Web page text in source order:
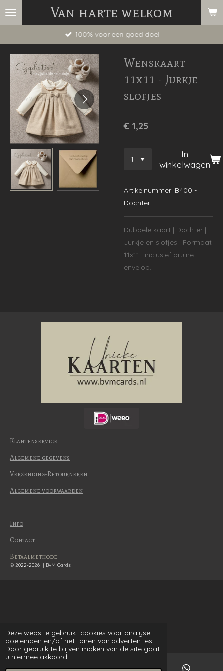
Deze website gebruikt cookies voor analyse-
doeleinden en/of het tonen van advertenties.
Door gebruik te blijven maken van de site gaat
u hiermee akkoord.
Ga
hoofdinhoud
Van harte welkom
100% voor een goed doel
Wenskaart
11x11 - Jurkje
slofjes
€ 1,25
In
winkelwagen
Artikelnummer: B400 -
Dochter
Dubbele kaart | Dochter |
Jurkje en slofjes | Formaat
11x11 | inclusief bruine
envelop.
Klantenservice
Algemene gegevens
Verzending-Retourneren
Algemene voorwaarden
Info
Contact
Betaalmethode
© 2022-2026 | BvM Cards